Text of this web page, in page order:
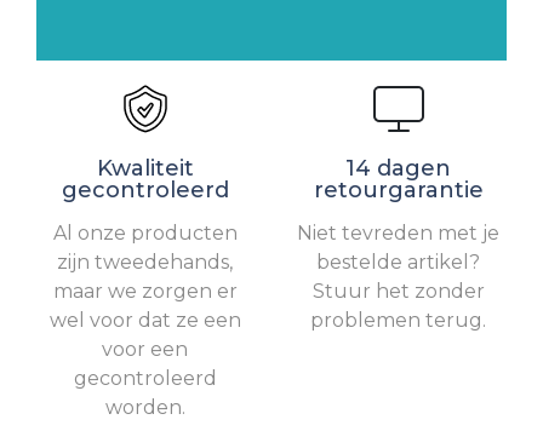
Kwaliteit
gecontroleerd
Al onze producten
zijn tweedehands,
maar we zorgen er
wel voor dat ze een
voor een
gecontroleerd
worden.
14 dagen
retourgarantie
Niet tevreden met je
bestelde artikel?
Stuur het zonder
problemen terug.